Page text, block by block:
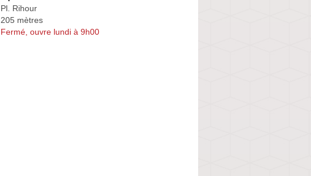
Pl. Rihour
205 mètres
Fermé, ouvre lundi à 9h00